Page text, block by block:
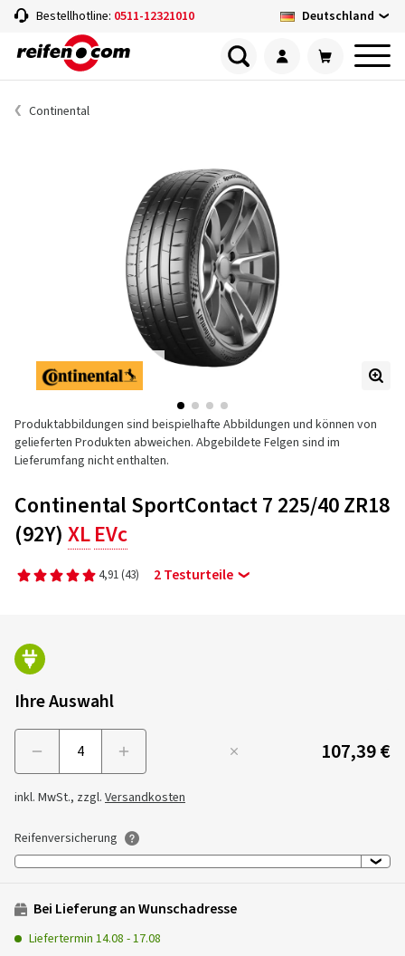
Bestellhotline: 0511-12321010 Deutschland
Continental
Produktabbildungen sind beispielhafte Abbildungen und können von
gelieferten Produkten abweichen. Abgebildete Felgen sind im
Lieferumfang nicht enthalten.
Continental SportContact 7 225/40 ZR18
(92Y) XLEVc
4,91 (43) 2 Testurteile
Ihre Auswahl
107,39 €
inkl. MwSt., zzgl. Versandkosten
Reifenversicherung
Bei Lieferung an Wunschadresse
Liefertermin 14.08 -17.08